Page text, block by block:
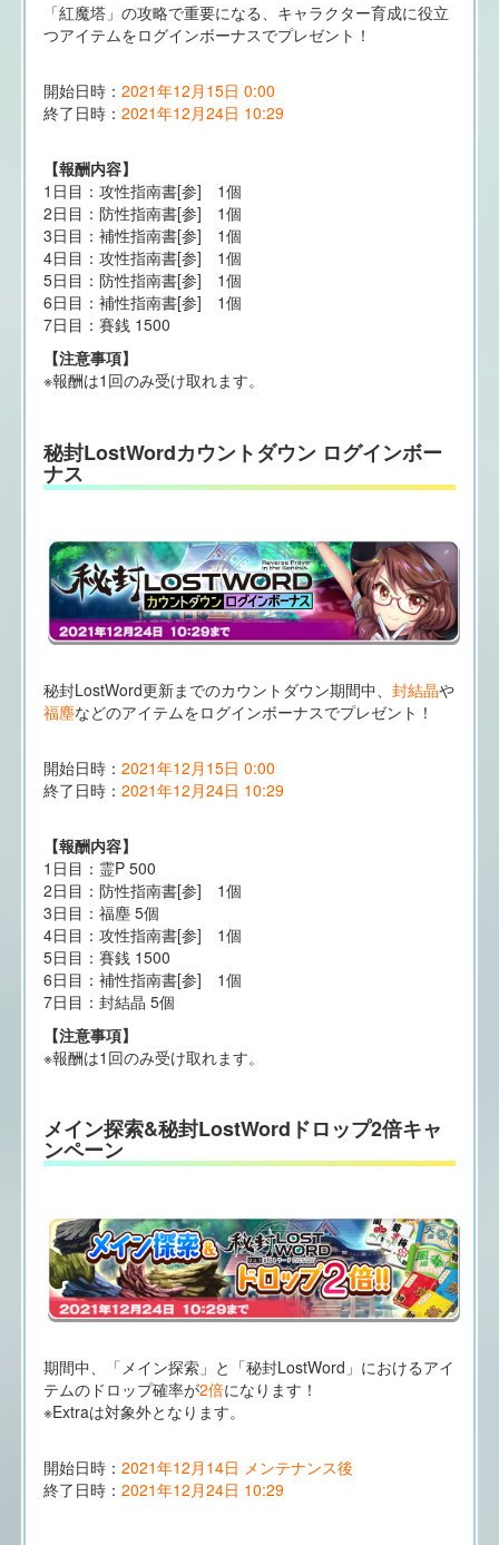
「紅魔塔」の攻略で重要になる、キャラクター育成に役立
つアイテムをログインボーナスでプレゼント！
開始日時： 2021年12月15日 0:00
終了日時： 2021年12月24日 10:29
【報酬内容】
1日目：攻性指南書[参] 1個
2日目：防性指南書[参] 1個
3日目：補性指南書[参] 1個
4日目：攻性指南書[参] 1個
5日目：防性指南書[参] 1個
6日目：補性指南書[参] 1個
7日目：賽銭 1500
【注意事項】
※報酬は1回のみ受け取れます。
秘封LostWordカウントダウン ログインボー
ナス
秘封LostWord更新までのカウントダウン期間中、 封結晶や
福塵などのアイテムをログインボーナスでプレゼント！
開始日時： 2021年12月15日 0:00
終了日時： 2021年12月24日 10:29
【報酬内容】
1日目：霊P 500
2日目：防性指南書[参] 1個
3日目：福塵 5個
4日目：攻性指南書[参] 1個
5日目：賽銭 1500
6日目：補性指南書[参] 1個
7日目：封結晶 5個
【注意事項】
※報酬は1回のみ受け取れます。
メイン探索&秘封LostWordドロップ2倍キャ
ンペーン
期間中、「メイン探索」と「秘封LostWord」におけるアイ
テムのドロップ確率が2倍になります！
※Extraは対象外となります。
開始日時： 2021年12月14日 メンテナンス後
終了日時： 2021年12月24日 10:29